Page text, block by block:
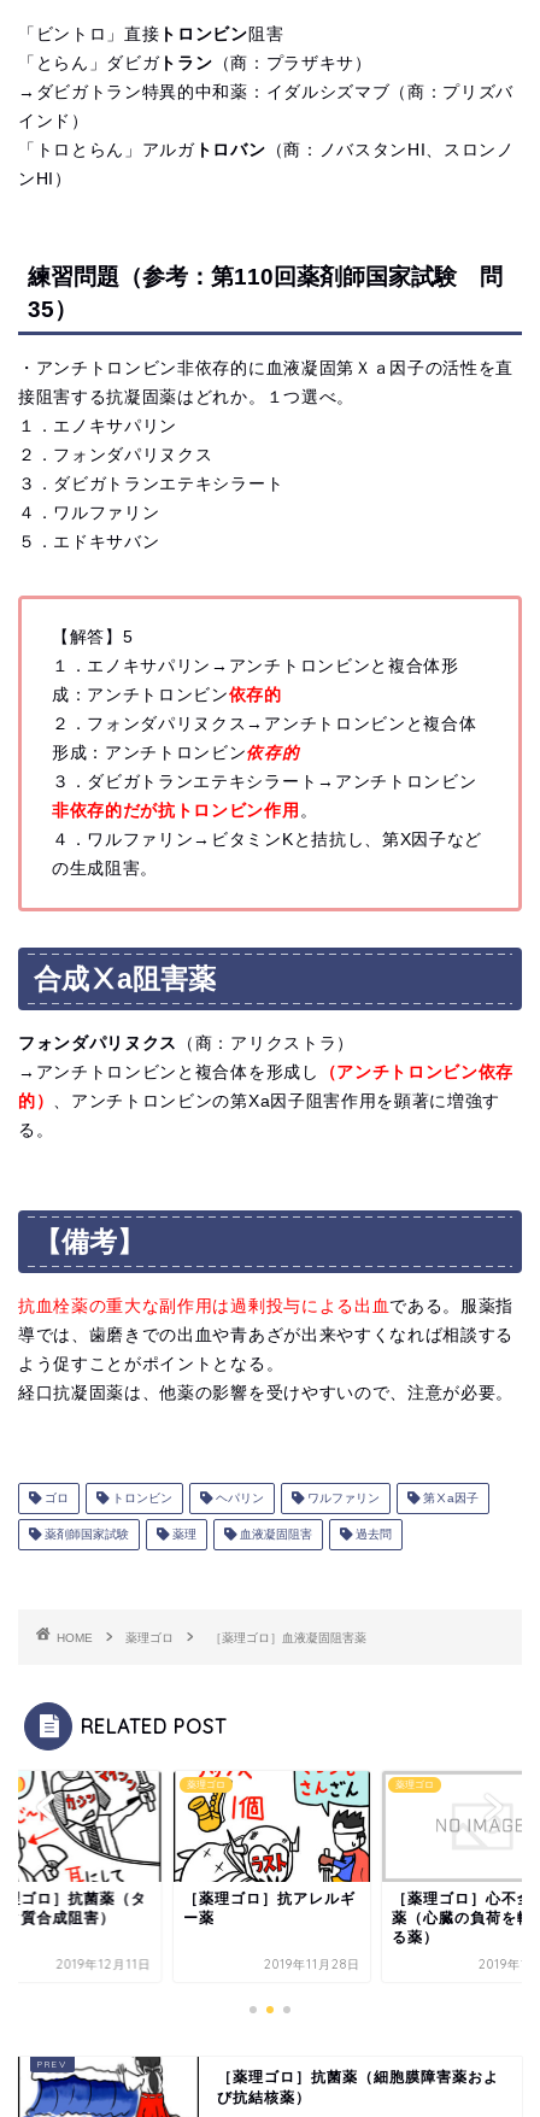
「ビントロ」直接 トロンビン 阻害
「とらん」ダビガトラン （商：プラザキサ）
→ダビガトラン特異的中和薬：イダルシズマブ（商：プリズバ
インド）
「トロとらん」アルガトロバン （商：ノバスタンHI、スロンノ
ンHI）
練習問題（参考：第110回薬剤師国家試験 問
35）
・アンチトロンビン非依存的に血液凝固第Ｘａ因子の活性を直
接阻害する抗凝固薬はどれか。１つ選べ。
１．エノキサパリン
２．フォンダパリヌクス
３．ダビガトランエテキシラート
４．ワルファリン
５．エドキサバン
【解答】5
１．エノキサパリン→アンチトロンビンと複合体形
成：アンチトロンビン依存的
２．フォンダパリヌクス→アンチトロンビンと複合体
形成：アンチトロンビン依存的
３．ダビガトランエテキシラート→アンチトロンビン
非依存的だが抗トロンビン作用 。
４．ワルファリン→ビタミンKと拮抗し、第X因子など
の生成阻害。
合成Ⅹa阻害薬
フォンダパリヌクス
（商：アリクストラ）
→アンチトロンビンと複合体を形成し
（アンチトロンビン依存
的）
、アンチトロンビンの第Xa因子阻害作用を顕著に増強す
る。
【備考】
抗血栓薬の重大な副作用は過剰投与による出血 である。服薬指
導では、歯磨きでの出血や青あざが出来やすくなれば相談する
よう促すことがポイントとなる。
経口抗凝固薬は、他薬の影響を受けやすいので、注意が必要。
ゴロ トロンビン ヘパリン ワルファリン 第Ⅹa因子
薬剤師国家試験 薬理 血液凝固阻害 過去問
HOME 薬理ゴロ ［薬理ゴロ］血液凝固阻害薬
RELATED POST
理ゴロ］抗菌薬（タ
ク質合成阻害）
2019年12月11日
薬理ゴロ
［薬理ゴロ］抗アレルギ
ー薬
2019年11月28日
薬理ゴロ
［薬理ゴロ］心不全
薬（心臓の負荷を軽
る薬）
2019年12
［薬理ゴロ］抗菌薬（細胞膜障害薬およ
び抗結核薬）